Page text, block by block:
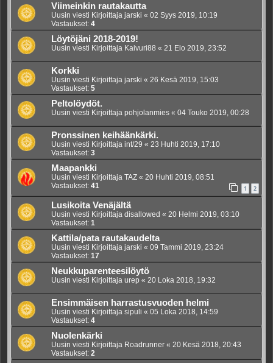
Viimeinkin rautakautta
Uusin viesti Kirjoittaja jarski « 02 Syys 2019, 10:19
Vastaukset: 4
Löytöjäni 2018-2019!
Uusin viesti Kirjoittaja Kaivuri88 « 21 Elo 2019, 23:52
Korkki
Uusin viesti Kirjoittaja jarski « 26 Kesä 2019, 15:03
Vastaukset: 5
Peltolöydöt.
Uusin viesti Kirjoittaja pohjolanmies « 04 Touko 2019, 00:28
Pronssinen keihäänkärki.
Uusin viesti Kirjoittaja int/29 « 23 Huhti 2019, 17:10
Vastaukset: 3
Maapankki
Uusin viesti Kirjoittaja TAZ « 20 Huhti 2019, 08:51
Vastaukset: 41 1 2
Lusikoita Venäjältä
Uusin viesti Kirjoittaja disallowed « 20 Helmi 2019, 03:10
Vastaukset: 1
Kattila/pata rautakaudelta
Uusin viesti Kirjoittaja jarski « 09 Tammi 2019, 23:24
Vastaukset: 17
Neukkuparenteesilöytö
Uusin viesti Kirjoittaja urep « 20 Loka 2018, 19:32
Ensimmäisen harrastusvuoden helmi
Uusin viesti Kirjoittaja sipuli « 05 Loka 2018, 14:59
Vastaukset: 4
Nuolenkärki
Uusin viesti Kirjoittaja Roadrunner « 20 Kesä 2018, 20:43
Vastaukset: 2